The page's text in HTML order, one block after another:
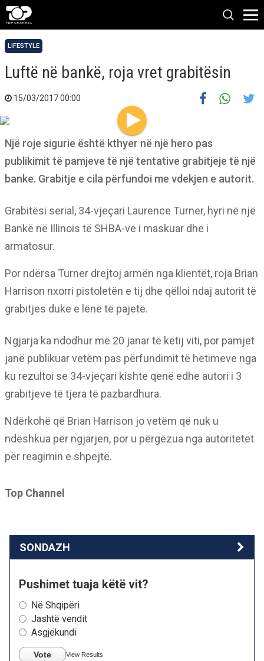
LIFESTYLE
Luftë në bankë, roja vret grabitësin
15/03/2017 00:00
Një roje sigurie është kthyer në një hero pas
publikimit të pamjeve të një tentative grabitjeje të një
banke. Grabitje e cila përfundoi me vdekjen e autorit.
Grabitësi serial, 34-vjeçari Laurence Turner, hyri në një
Bankë në Illinois të SHBA-ve i maskuar dhe i
armatosur.
Por ndërsa Turner drejtoj armën nga klientët, roja Brian
Harrison nxorri pistoletën e tij dhe qëlloi ndaj autorit të
grabitjes duke e lënë të pajetë.
Ngjarja ka ndodhur më 20 janar të këtij viti, por pamjet
janë publikuar vetëm pas përfundimit të hetimeve nga
ku rezultoi se 34-vjeçari kishte qenë edhe autori i 3
grabitjeve të tjera të pazbardhura.
Ndërkohë që Brian Harrison jo vetëm që nuk u
ndëshkua për ngjarjen, por u përgëzua nga autoritetet
për reagimin e shpejtë.
Top Channel
SONDAZH
Pushimet tuaja këtë vit?
Në Shqipëri
Jashtë vendit
Asgjëkundi
Vote View Results